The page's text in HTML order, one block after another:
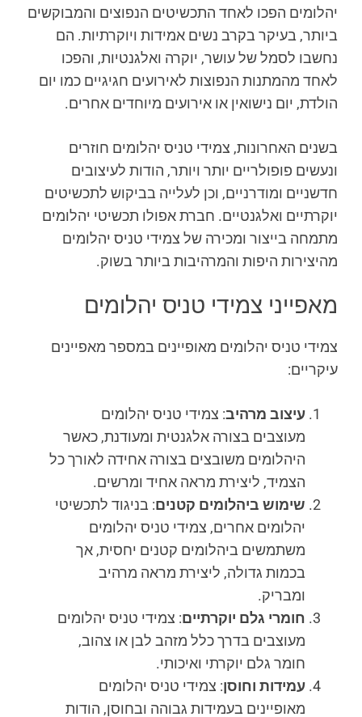
יהלומים הפכו לאחד התכשיטים הנפוצים והמבוקשים
ביותר, בעיקר בקרב נשים אמידות ויוקרתיות. הם
נחשבו לסמל של עושר, יוקרה ואלגנטיות, והפכו
לאחד מהמתנות הנפוצות לאירועים חגיגיים כמו יום
הולדת, יום נישואין או אירועים מיוחדים אחרים.
בשנים האחרונות, צמידי טניס יהלומים חוזרים
ונעשים פופולריים יותר ויותר, הודות לעיצובים
חדשניים ומודרניים, וכן לעלייה בביקוש לתכשיטים
יוקרתיים ואלגנטיים. חברת אפולו תכשיטי יהלומים
מתמחה בייצור ומכירה של צמידי טניס יהלומים
מהיצירות היפות והמרהיבות ביותר בשוק.
מאפייני צמידי טניס יהלומים
צמידי טניס יהלומים מאופיינים במספר מאפיינים
עיקריים:
עיצוב מרהיב: צמידי טניס יהלומים
מעוצבים בצורה אלגנטית ומעודנת, כאשר
היהלומים משובצים בצורה אחידה לאורך כל
הצמיד, ליצירת מראה אחיד ומרשים.
שימוש ביהלומים קטנים: בניגוד לתכשיטי
יהלומים אחרים, צמידי טניס יהלומים
משתמשים ביהלומים קטנים יחסית, אך
בכמות גדולה, ליצירת מראה מרהיב
ומבריק.
חומרי גלם יוקרתיים: צמידי טניס יהלומים
מעוצבים בדרך כלל מזהב לבן או צהוב,
חומר גלם יוקרתי ואיכותי.
עמידות וחוסן: צמידי טניס יהלומים
מאופיינים בעמידות גבוהה ובחוסן, הודות